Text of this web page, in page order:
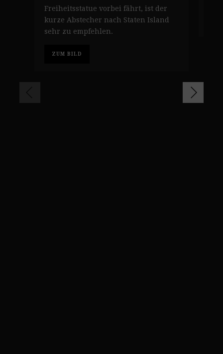
Freiheitsstatue vorbei fährt, ist der
kurze Abstecher nach Staten Island
sehr zu empfehlen.
ZUM BILD